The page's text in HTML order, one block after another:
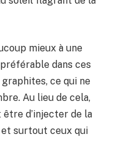
mieux à une
dans ces
ce qui ne
Au lieu de cela,
être d’injecter de la
surtout ceux qui